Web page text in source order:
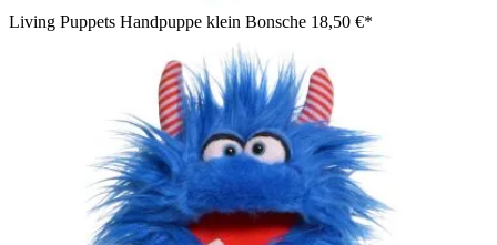
Living Puppets Handpuppe klein Bonsche 18,50 €*